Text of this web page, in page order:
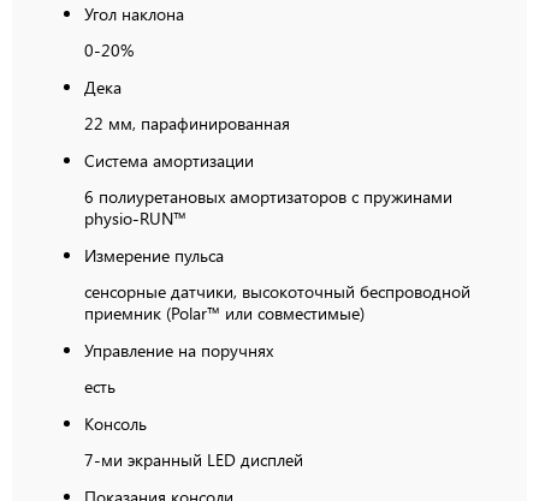
Угол наклона
0-20%
Дека
22 мм, парафинированная
Система амортизации
6 полиуретановых амортизаторов с пружинами
physio-RUN™
Измерение пульса
сенсорные датчики, высокоточный беспроводной
приемник (Polar™ или совместимые)
Управление на поручнях
есть
Консоль
7-ми экранный LED дисплей
Показания консоли